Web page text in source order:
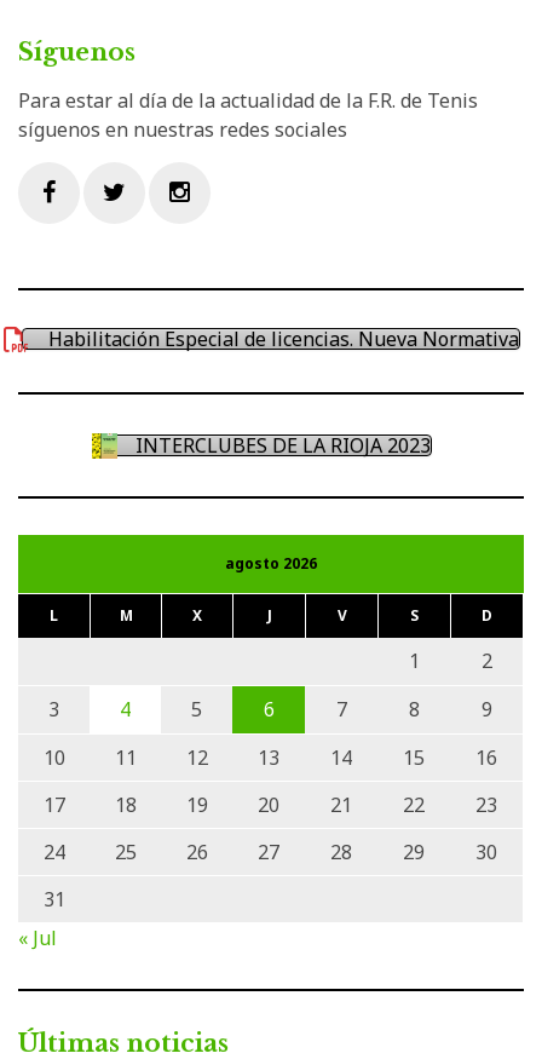
Síguenos
Para estar al día de la actualidad de la F.R. de Tenis
síguenos en nuestras redes sociales
Habilitación Especial de licencias. Nueva Normativa
INTERCLUBES DE LA RIOJA 2023
agosto 2026
L M X J V S D
1
2
3
4 5 6 7 8
9
10
11 12 13 14 15
16
17
18 19 20 21 22
23
24
25 26 27 28 29
30
31
« Jul
Últimas noticias